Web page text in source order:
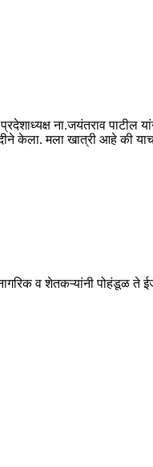
प्रदेशाध्यक्ष ना.जयंतराव
केला. मला खात्री आहे की
व शेतकऱ्यांनी पोहंडूळ ते